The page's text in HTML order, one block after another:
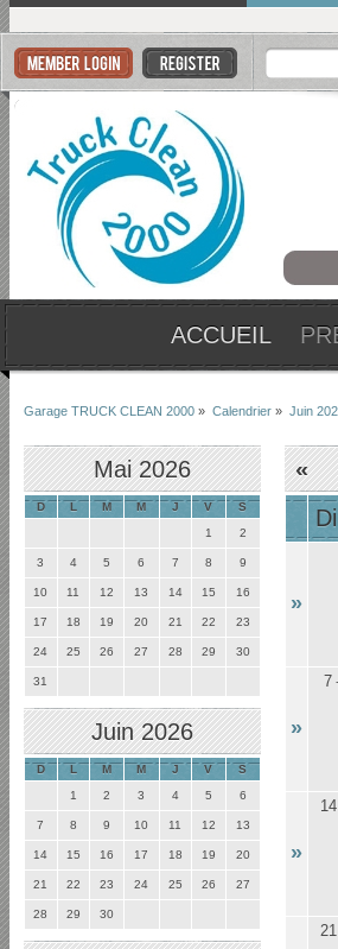
ACCUEIL
Garage TRUCK CLEAN 2000 » Calendrier » Juin
Mai 2026
D L M M J V
S
1
2
3 4 5 6 7 8 9
10 11 12 13 14 15 16
17 18 19 20 21 22 23
24 25 26 27 28 29 30
31
Juin 2026
D L M M J V
S
1
2 3 4 5 6
7 8 9 10 11 12 13
14 15 16 17 18 19 20
21 22 23 24 25 26 27
28 29 30
«
»
»
7
»
14
21